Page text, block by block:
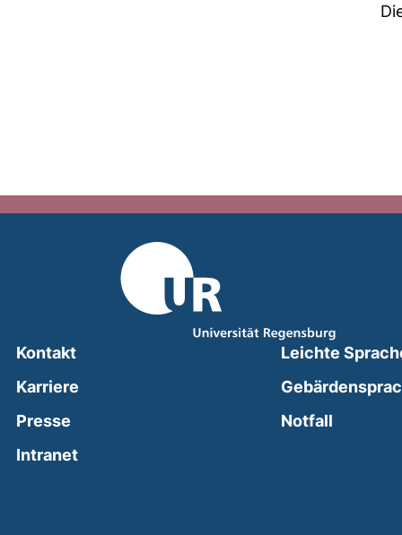
Kontakt
Karriere
Presse
Intranet(external link, opens in a new window)
Leichte
Notfall